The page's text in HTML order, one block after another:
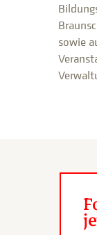
sowie